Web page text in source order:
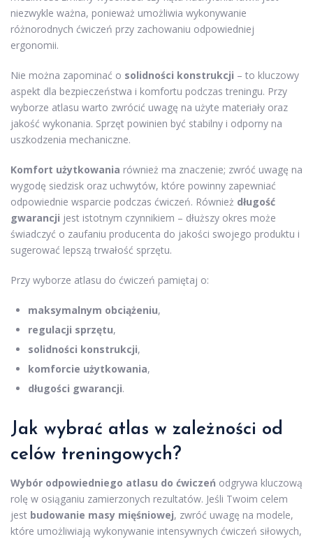
niezwykle ważna, ponieważ umożliwia wykonywanie
różnorodnych ćwiczeń przy zachowaniu odpowiedniej
ergonomii.
Nie można zapominać o solidności konstrukcji – to kluczowy
aspekt dla bezpieczeństwa i komfortu podczas treningu. Przy
wyborze atlasu warto zwrócić uwagę na użyte materiały oraz
jakość wykonania. Sprzęt powinien być stabilny i odporny na
uszkodzenia mechaniczne.
Komfort użytkowania również ma znaczenie; zwróć uwagę na
wygodę siedzisk oraz uchwytów, które powinny zapewniać
odpowiednie wsparcie podczas ćwiczeń. Również długość
gwarancji jest istotnym czynnikiem – dłuższy okres może
świadczyć o zaufaniu producenta do jakości swojego produktu i
sugerować lepszą trwałość sprzętu.
Przy wyborze atlasu do ćwiczeń pamiętaj o:
maksymalnym obciążeniu,
regulacji sprzętu,
solidności konstrukcji,
komforcie użytkowania,
długości gwarancji.
Jak wybrać atlas w zależności od
celów treningowych?
Wybór odpowiedniego atlasu do ćwiczeń odgrywa kluczową
rolę w osiąganiu zamierzonych rezultatów. Jeśli Twoim celem
jest budowanie masy mięśniowej, zwróć uwagę na modele,
które umożliwiają wykonywanie intensywnych ćwiczeń siłowych,